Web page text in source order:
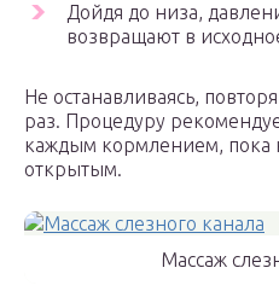
Дойдя до низа,
возвращают в
Не останавливаясь,
раз. Процедуру
каждым кормлением, пока
открытым.
Массаж